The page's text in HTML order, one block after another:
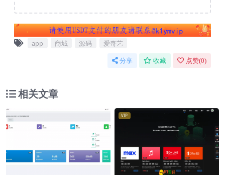
app 商城 源码 爱奇艺
分享 收藏 点赞(0)
相关文章
VIP